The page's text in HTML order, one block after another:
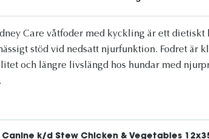
Care våtfoder med kyckling är ett dietiskt
stöd vid nedsatt njurfunktion. Fodret är
och längre livslängd hos hundar med
k/d Stew Chicken & Vegetables